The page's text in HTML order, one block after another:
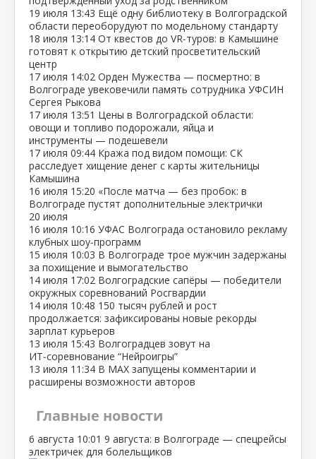
19 июля 13:43 Ещё одну библиотеку в Волгоградской
области переоборудуют по модельному стандарту
18 июля 13:14 От квестов до VR‑туров: в Камышине
готовят к открытию детский просветительский
центр
17 июля 14:02 Орден Мужества — посмертно: в
Волгограде увековечили память сотрудника УФСИН
Сергея Рыкова
17 июля 13:51 Цены в Волгоградской области:
овощи и топливо подорожали, яйца и
инструменты — подешевели
17 июля 09:44 Кража под видом помощи: СК
расследует хищение денег с карты жительницы
Камышина
16 июля 15:20 «После матча — без пробок: в
Волгограде пустят дополнительные электрички
20 июля
16 июля 10:16 УФАС Волгограда остановило рекламу
клубных шоу‑программ
15 июля 10:03 В Волгограде трое мужчин задержаны
за похищение и вымогательство
14 июля 17:02 Волгоградские сапёры — победители
окружных соревнований Росгвардии
14 июля 10:48 150 тысяч рублей и рост
продолжается: зафиксированы новые рекорды
зарплат курьеров
13 июля 15:43 Волгоградцев зовут на
ИТ‑соревнование “Нейроигры”
13 июля 11:34 В МАХ запущены комментарии и
расширены возможности авторов
Главные новости
6 августа 10:01 9 августа: в Волгограде — спецрейсы
электричек для болельщиков